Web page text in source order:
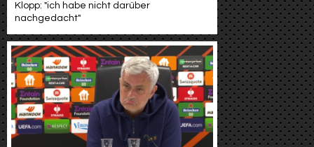
Klopp: "ich habe nicht darüber
nachgedacht"